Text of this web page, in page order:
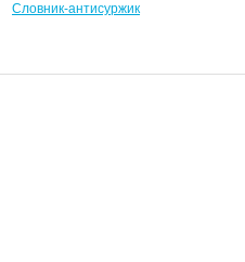
Словник-антисуржик